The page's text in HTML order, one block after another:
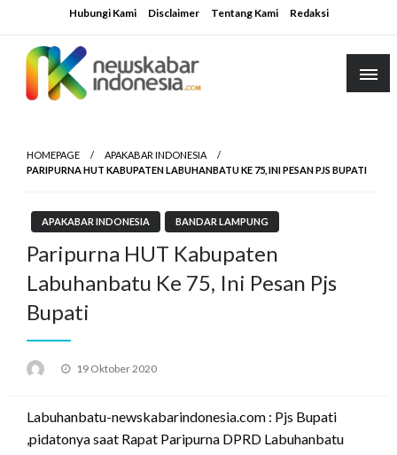
to
content
Hubungi Kami Disclaimer Tentang Kami Redaksi
HOMEPAGE
APAKABAR INDONESIA
PARIPURNA HUT KABUPATEN LABUHANBATU KE 75, INI PESAN PJS BUPATI
APAKABAR INDONESIA BANDAR LAMPUNG
Paripurna HUT Kabupaten
Labuhanbatu Ke 75, Ini Pesan Pjs
Bupati
Posted
19 Oktober 2020
Labuhanbatu-newskabarindonesia.com : Pjs Bupati
,pidatonya saat Rapat Paripurna DPRD Labuhanbatu